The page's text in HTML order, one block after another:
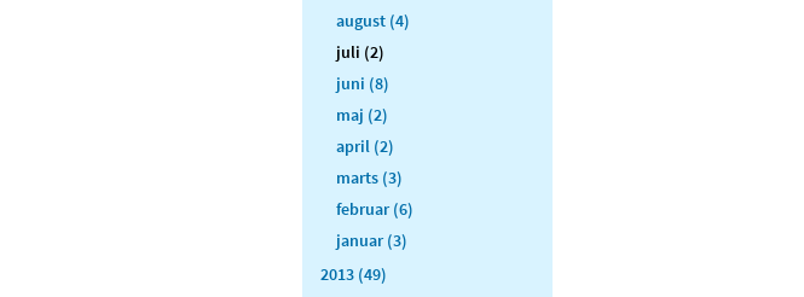
august (4)
juli (2)
juni (8)
maj (2)
april (2)
marts (3)
februar (6)
januar (3)
2013 (49)